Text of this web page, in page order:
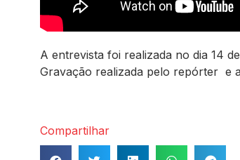
A entrevista foi realizada no dia 14
Gravação realizada pelo repórter e
Compartilhar